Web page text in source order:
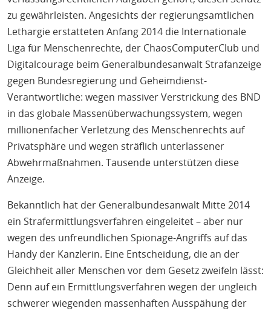
zu gewährleisten. Angesichts der regierungsamtlichen
Lethargie erstatteten Anfang 2014 die Internationale
Liga für Menschenrechte, der ChaosComputerClub und
Digitalcourage beim Generalbundesanwalt Strafanzeige
gegen Bundesregierung und Geheimdienst-
Verantwortliche: wegen massiver Verstrickung des BND
in das globale Massenüberwachungssystem, wegen
millionenfacher Verletzung des Menschenrechts auf
Privatsphäre und wegen sträflich unterlassener
Abwehrmaßnahmen. Tausende unterstützen diese
Anzeige.
Bekanntlich hat der Generalbundesanwalt Mitte 2014
ein Strafermittlungsverfahren eingeleitet – aber nur
wegen des unfreundlichen Spionage-Angriffs auf das
Handy der Kanzlerin. Eine Entscheidung, die an der
Gleichheit aller Menschen vor dem Gesetz zweifeln lässt:
Denn auf ein Ermittlungsverfahren wegen der ungleich
schwerer wiegenden massenhaften Ausspähung der